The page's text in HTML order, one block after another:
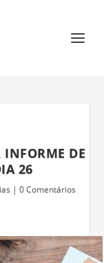
INFORME DE
26
| 0 Comentários